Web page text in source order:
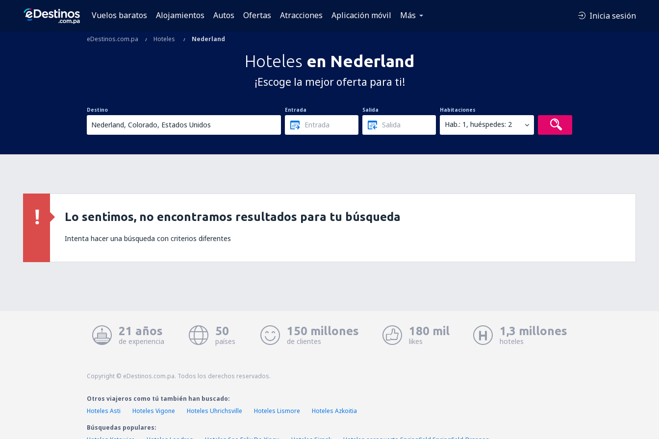
Vuelos baratos Alojamientos Autos Ofertas Atracciones Aplicación móvil Más Inicia sesión
eDestinos.com.pa Hoteles Nederland
Hoteles en Nederland
¡Escoge la mejor oferta para ti!
Destino Entrada Salida Habitaciones
Hab.: 1, huéspedes: 2
Lo sentimos, no encontramos resultados para tu búsqueda
Intenta hacer una búsqueda con criterios diferentes
21 años
de experiencia
50
países
150 millones
de clientes
180 mil
likes
1,3 millones
hoteles
Copyright © eDestinos.com.pa. Todos los derechos reservados.
Otros viajeros como tú también han buscado:
Hoteles Asti
Hoteles Vigone Hoteles Uhrichsville Hoteles Lismore
Hoteles Azkoitia
Búsquedas populares: